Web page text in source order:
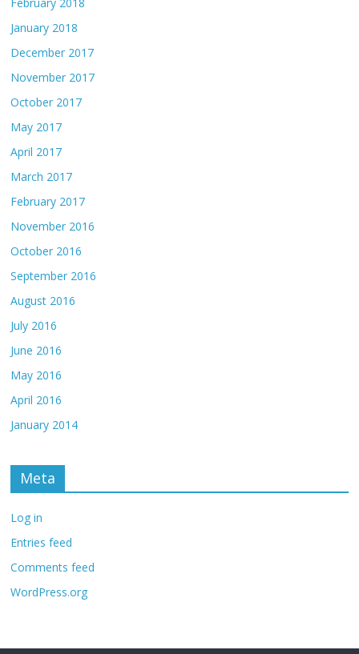
January 2018
December 2017
November 2017
October 2017
May 2017
April 2017
March 2017
February 2017
November 2016
October 2016
September 2016
August 2016
July 2016
June 2016
May 2016
April 2016
January 2014
Meta
Log in
Entries feed
Comments feed
WordPress.org